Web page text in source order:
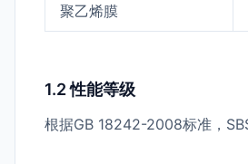
聚乙烯膜
1.2 性能等级
根据GB 18242-2008标准，